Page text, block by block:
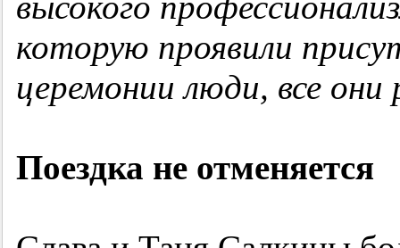
которую проявили
церемонии люди, все
Поездка не отменяется